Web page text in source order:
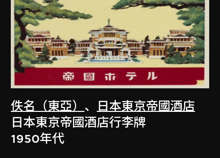
佚名（東亞） 、
日本東京帝國酒店
日本東京帝國酒店行李牌
1950年代